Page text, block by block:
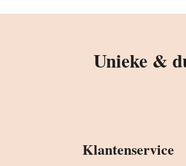
Unieke &
Klantenservice